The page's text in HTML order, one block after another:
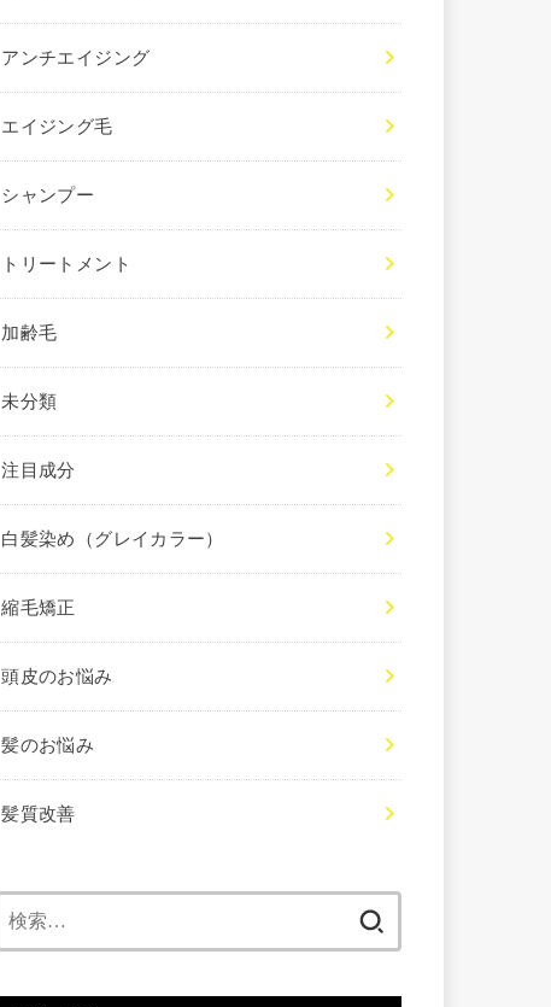
アンチエイジング
エイジング毛
シャンプー
トリートメント
加齢毛
未分類
注目成分
白髪染め（グレイカラー）
縮毛矯正
頭皮のお悩み
髪のお悩み
髪質改善